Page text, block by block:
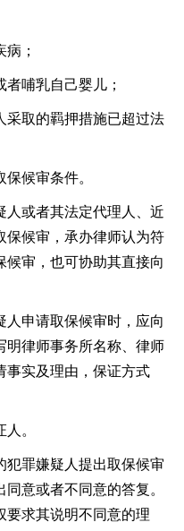
；
哺乳自己婴儿；
取的羁押措施已超过法
候审条件。
或者其法定代理人、近
保候审，承办律师认为符
候审，也可协助其直接向
申请取保候审时，应向
明律师事务所名称、律师
事实及理由，保证方式
。
罪嫌疑人提出取保候审
意或者不同意的答复。
要求其说明不同意的理